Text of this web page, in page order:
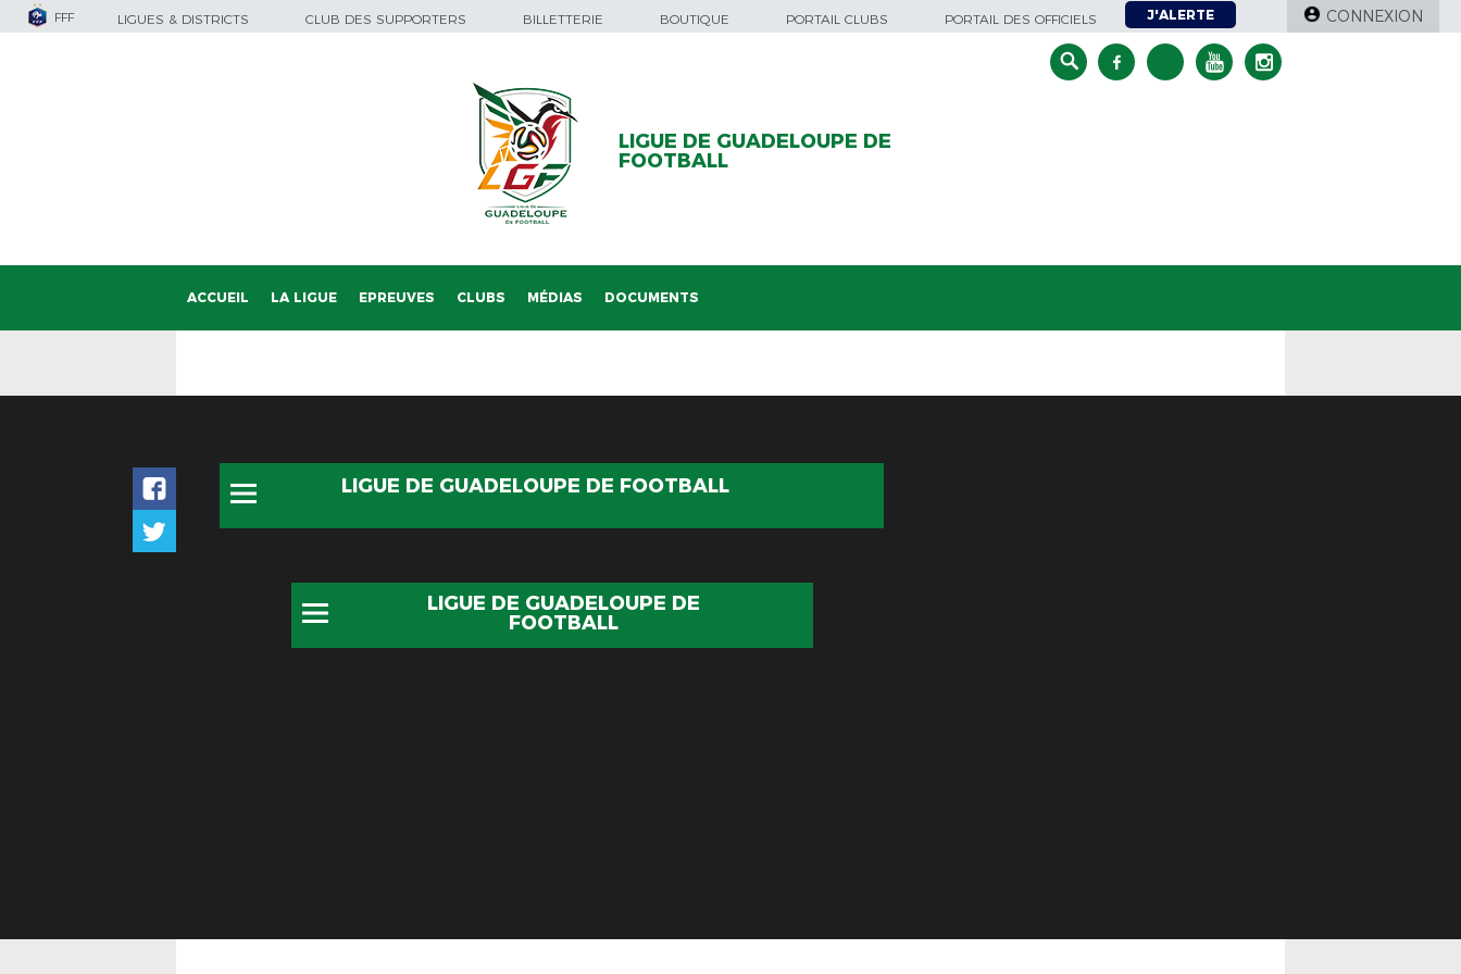
FFF LIGUES & DISTRICTS CLUB DES SUPPORTERS BILLETTERIE BOUTIQUE PORTAIL CLUBS PORTAIL DES OFFICIELS J'ALERTE CONNEXION
LIGUE DE GUADELOUPE DE
FOOTBALL
ACCUEIL LA LIGUE EPREUVES CLUBS MÉDIAS DOCUMENTS